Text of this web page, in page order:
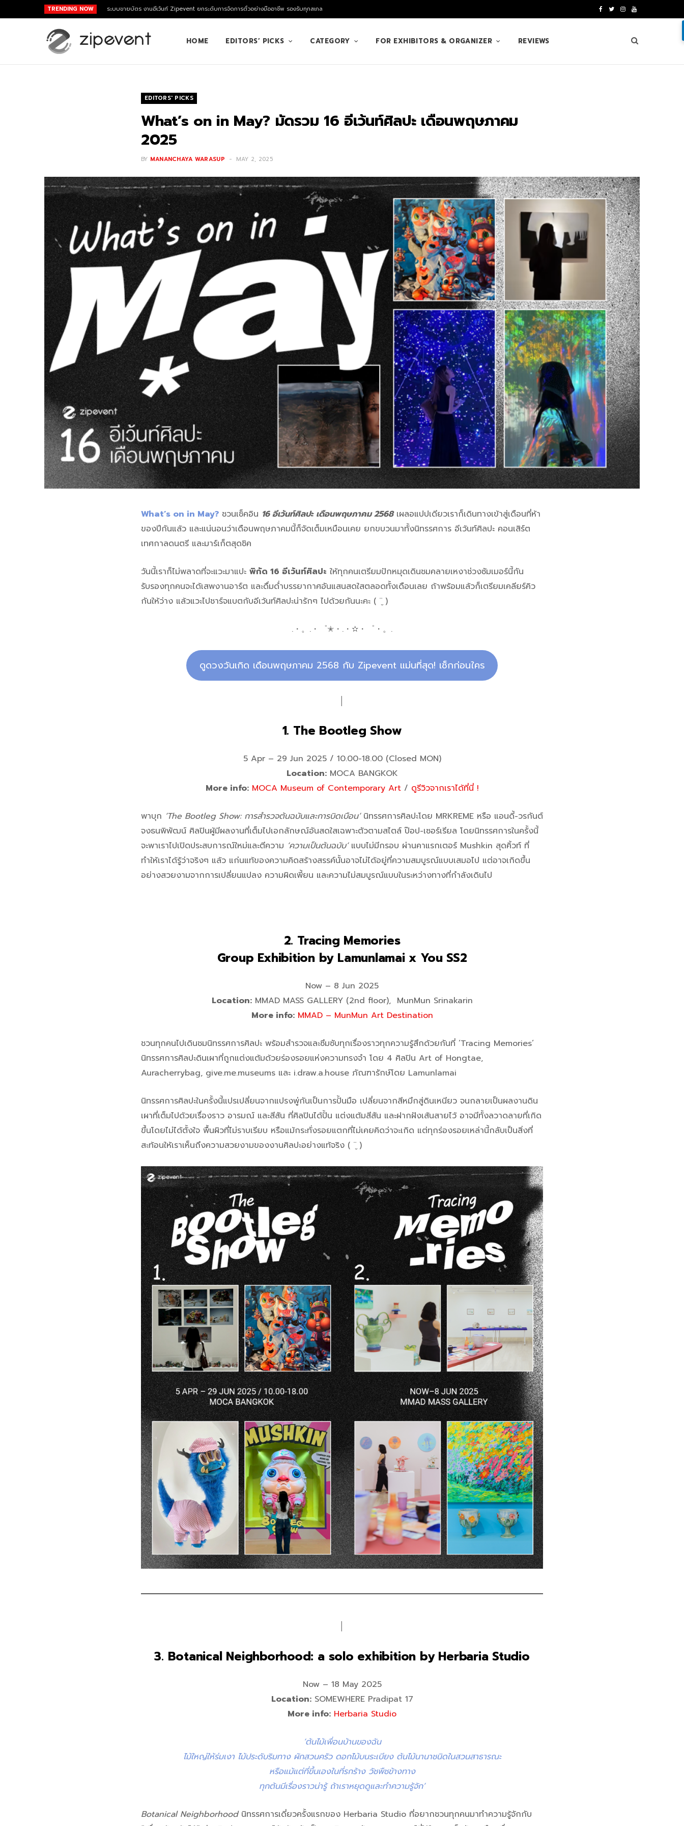
TRENDING NOW ระบบขายบัตร งานอีเว้นท์ Zipevent ยกระดับการจัดการตั๋วอย่างมืออาชีพ รองรับทุกสเกล
e
T
t
I
t
Y
u
T
HOME EDITORS’ PICKS CATEGORY FOR EXHIBITORS & ORGANIZER REVIEWS
EDITORS' PICKS
What’s on in May? มัดรวม 16 อีเว้นท์ศิลปะ เดือนพฤษภาคม
2025
BY MANANCHAYA WARASUP MAY 2, 2025
What’s on in May? ชวนเช็คอิน 16 อีเว้นท์ศิลปะ เดือนพฤษภาคม 2568เผลอแปปเดียวเราก็เดินทางเข้าสู่เดือนที่ห้า
ของปีกันแล้ว และแน่นอนว่าเดือนพฤษภาคมนี้ก็จัดเต็มเหมือนเคย ยกขบวนมาทั้งนิทรรศการ อีเว้นท์ศิลปะ คอนเสิร์ต
เทศกาลดนตรี และมาร์เก็ตสุดชิค
วันนี้เราก็ไม่พลาดที่จะแวะมาแปะ พิกัด 16 อีเว้นท์ศิลปะ ให้ทุกคนเตรียมปักหมุดเดินชมคลายเหงาช่วงซัมเมอร์นี้กัน
รับรองทุกคนจะได้เสพงานอาร์ต และดื่มด่ำบรรยากาศอันแสนสดใสตลอดทั้งเดือนเลย ถ้าพร้อมแล้วก็เตรียมเคลียร์คิว
กันให้ว่าง แล้วแวะไปชาร์จแบตกับอีเว้นท์ศิลปะน่ารักๆ ไปด้วยกันนะคะ ( ¨̮ )
.・。.・゜✭・.・✫・゜・。.
ดูดวงวันเกิด เดือนพฤษภาคม 2568 กับ Zipevent แม่นที่สุด! เช็กก่อนใคร
1. The Bootleg Show
5 Apr – 29 Jun 2025 / 10.00-18.00 (Closed MON)
Location:MOCA BANGKOK
More info: MOCA Museum of Contemporary Art/ ดูรีวิวจากเราได้ที่นี่ !
พาบุก ‘The Bootleg Show: การสำรวจต้นฉบับและการบิดเบือน’ นิทรรศการศิลปะโดย MRKREME หรือ แอนดี้-วรกันต์
จงธนพิพัฒน์ ศิลปินผู้มีผลงานที่เต็มไปเอกลักษณ์อันสดใสเฉพาะตัวตามสไตล์ ป๊อป-เซอร์เรียล โดยนิทรรศการในครั้งนี้
จะพาเราไปเปิดประสบการณ์ใหม่และตีความ ‘ความเป็นต้นฉบับ’แบบไม่มีกรอบ ผ่านคาแรกเตอร์ Mushkin สุดคิ้วท์ ที่
ทำให้เราได้รู้ว่าจริงๆ แล้ว แก่นแท้ของความคิดสร้างสรรค์นั้นอาจไม่ได้อยู่ที่ความสมบูรณ์แบบเสมอไป แต่อาจเกิดขึ้น
อย่างสวยงามจากการเปลี่ยนแปลง ความผิดเพี้ยน และความไม่สมบูรณ์แบบในระหว่างทางที่กำลังเดินไป
2. Tracing Memories
Group Exhibition by Lamunlamai x You SS2
Now – 8 Jun 2025
Location:MMAD MASS GALLERY (2nd floor), MunMun Srinakarin
More info: MMAD – MunMun Art Destination
ชวนทุกคนไปเดินชมนิทรรศการศิลปะ พร้อมสำรวจและซึมซับทุกเรื่องราวทุกความรู้สึกด้วยกันที่ ‘Tracing Memories’
นิทรรศการศิลปะดินเผาที่ถูกแต่งแต้มด้วยร่องรอยแห่งความทรงจำ โดย 4 ศิลปิน Art of Hongtae,
Auracherrybag, give.me.museums และ i.draw.a.house ภัณฑารักษ์โดย Lamunlamai
นิทรรศการศิลปะในครั้งนี้แปรเปลี่ยนจากแปรงพู่กันเป็นการปั้นมือ เปลี่ยนจากสีหมึกสู่ดินเหนียว จนกลายเป็นผลงานดิน
เผาที่เต็มไปด้วยเรื่องราว อารมณ์ และสีสัน ที่ศิลปินได้ปั้น แต่งแต้มสีสัน และฝากฝังเส้นสายไว้ อาจมีทั้งลวาดลายที่เกิด
ขึ้นโดยไม่ได้ตั้งใจ พื้นผิวที่ไม่ราบเรียบ หรือแม้กระทั่งรอยแตกที่ไม่เคยคิดว่าจะเกิด แต่ทุกร่องรอยเหล่านี้กลับเป็นสิ่งที่
สะท้อนให้เราเห็นถึงความสวยงามของงานศิลปะอย่างแท้จริง ( ¨̮ )
3. Botanical Neighborhood: a solo exhibition by Herbaria Studio
Now – 18 May 2025
Location:SOMEWHERE Pradipat 17
More info: Herbaria Studio
‘ต้นไม้เพื่อนบ้านของฉัน
ไม้ใหญ่ให้ร่มเงา ไม้ประดับริมทาง ผักสวนครัว ดอกไม้บนระเบียง ต้นไม้นานาชนิดในสวนสาธารณะ
หรือแม้แต่ที่ขึ้นเองในที่รกร้าง วัชพืชข้างทาง
ทุกต้นมีเรื่องราวน่ารู้ ถ้าเราหยุดดูและทำความรู้จัก’
Botanical Neighborhoodนิทรรศการเดี่ยวครั้งแรกของ Herbaria Studio ที่อยากชวนทุกคนมาทำความรู้จักกับ